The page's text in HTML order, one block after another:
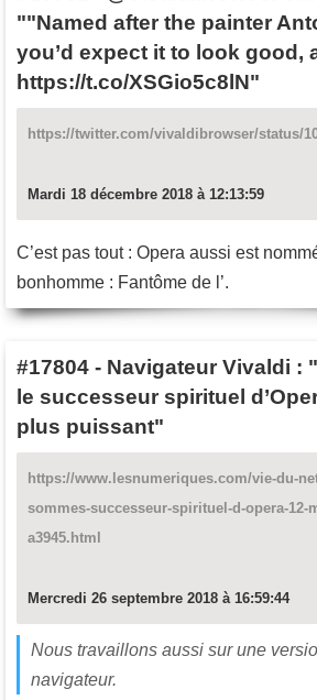
""Named after the painter
you’d expect it to look good,
https://t.co/XSGio5c8lN"
https://twitter.com/vivaldibrowser/status/
Mardi 18 décembre 2018 à 12:13:59
C’est pas tout : Opera aussi est
bonhomme : Fantôme de l’.
#17804 - Navigateur Vivaldi :
le successeur spirituel
plus puissant"
https://www.lesnumeriques.com/vie-du-
sommes-successeur-spirituel-d-opera-12-
a3945.html
Mercredi 26 septembre 2018 à 16:59:44
Nous travaillons aussi sur une
navigateur.